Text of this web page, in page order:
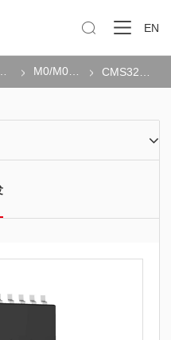
 EN